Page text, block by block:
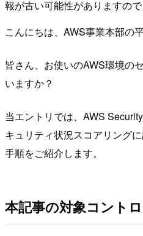
報が古い可能性がありますので
こんにちは、AWS事業本部の平
皆さん、お使いのAWS環境の
いますか？
当エントリでは、AWS
キュリティ状況スコアリング
手順をご紹介します。
本記事の対象コント